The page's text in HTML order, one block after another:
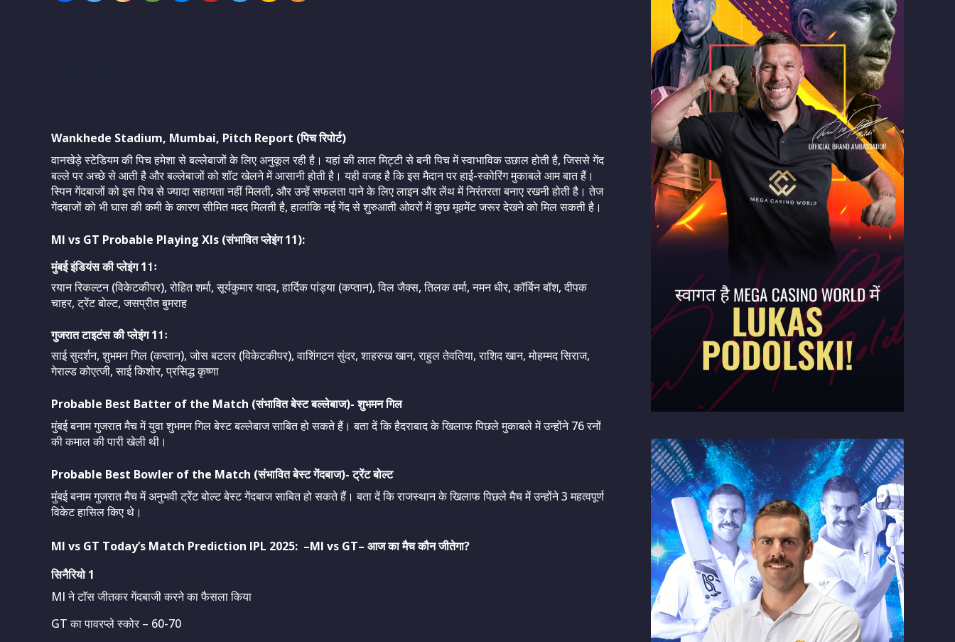
Wankhede Stadium, Mumbai, Pitch Report (पिच रिपोर्ट)
वानखेड़े स्टेडियम की पिच हमेशा से बल्लेबाजों के लिए अनुकूल रही है। यहां की लाल मिट्टी से बनी पिच में स्वाभाविक उछाल होती है, जिससे गेंद
बल्ले पर अच्छे से आती है और बल्लेबाजों को शॉट खेलने में आसानी होती है। यही वजह है कि इस मैदान पर हाई-स्कोरिंग मुकाबले आम बात हैं।
स्पिन गेंदबाजों को इस पिच से ज्यादा सहायता नहीं मिलती, और उन्हें सफलता पाने के लिए लाइन और लेंथ में निरंतरता बनाए रखनी होती है। तेज
गेंदबाजों को भी घास की कमी के कारण सीमित मदद मिलती है, हालांकि नई गेंद से शुरुआती ओवरों में कुछ मूवमेंट जरूर देखने को मिल सकती है।
MI vs GT Probable Playing XIs (संभावित प्लेइंग 11):
मुंबई इंडियंस की प्लेइंग 11ः
रयान रिकल्टन (विकेटकीपर), रोहित शर्मा, सूर्यकुमार यादव, हार्दिक पांड्या (कप्तान), विल जैक्स, तिलक वर्मा, नमन धीर, कॉर्बिन बॉश, दीपक
चाहर, ट्रेंट बोल्ट, जसप्रीत बुमराह
गुजरात टाइटंस की प्लेइंग 11ः
साई सुदर्शन, शुभमन गिल (कप्तान), जोस बटलर (विकेटकीपर), वाशिंगटन सुंदर, शाहरुख खान, राहुल तेवतिया, राशिद खान, मोहम्मद सिराज,
गेराल्ड कोएत्जी, साई किशोर, प्रसिद्ध कृष्णा
Probable Best Batter of the Match (संभावित बेस्ट बल्लेबाज)- शुभमन गिल
मुंबई बनाम गुजरात मैच में युवा शुभमन गिल बेस्ट बल्लेबाज साबित हो सकते हैं। बता दें कि हैदराबाद के खिलाफ पिछले मुकाबले में उन्होंने 76 रनों
की कमाल की पारी खेली थी।
Probable Best Bowler of the Match (संभावित बेस्ट गेंदबाज)- ट्रेंट बोल्ट
मुंबई बनाम गुजरात मैच में अनुभवी ट्रेंट बोल्ट बेस्ट गेंदबाज साबित हो सकते हैं। बता दें कि राजस्थान के खिलाफ पिछले मैच में उन्होंने 3 महत्वपूर्ण
विकेट हासिल किए थे।
MI vs GT Today’s Match Prediction IPL 2025: –MI vs GT– आज का मैच कौन जीतेगा?
सिनैरियो 1
MI ने टाॅस जीतकर गेंदबाजी करने का फैसला किया
GT का पावरप्ले स्कोर – 60-70